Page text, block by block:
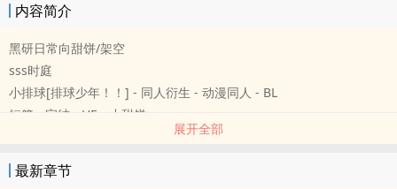
内容简介
黑研日常向甜饼/架空
sss时庭
小排球[排球少年！！] - ‎同‎‍人‍‎‌衍生 - 动漫‎同‎‍人‍‎‌ - BL
短篇 - 完结 - HE - 小甜饼
想写点多年分别重新爱上对方的桥段，但是舍不得虐（这就是我）
展开全部
最新章节